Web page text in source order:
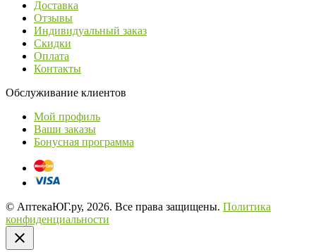
Доставка
Отзывы
Индивидуальный заказ
Скидки
Оплата
Контакты
Обслуживание клиентов
Мой профиль
Ваши заказы
Бонусная программа
© АптекаЮГ.ру, 2026. Все права защищены. Политика
конфиденциальности